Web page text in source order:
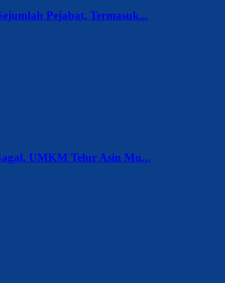
Pejabat, Termasuk...
UMKM Telur Asin Mu...